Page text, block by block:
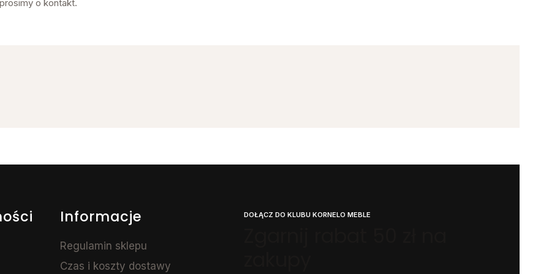
o kontakt.
Informacje
Regulamin sklepu
Czas i koszty dostawy
DOŁĄCZ DO KLUBU KORNELO MEBLE